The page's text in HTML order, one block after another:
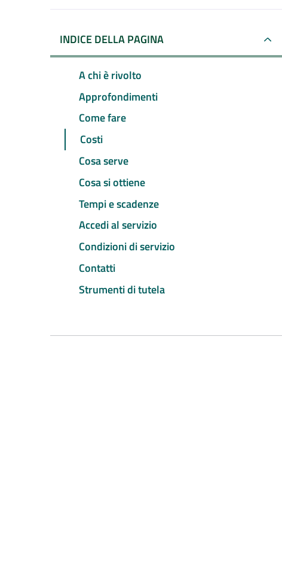
INDICE DELLA PAGINA
A chi è rivolto
Approfondimenti
Come fare
Costi
Cosa serve
Cosa si ottiene
Tempi e scadenze
Accedi al servizio
Condizioni di servizio
Contatti
Strumenti di tutela